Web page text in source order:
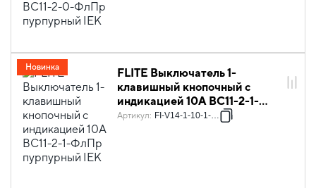
FLITE Выключатель 1-
клавишный кнопочный с
индикацией 10А ВС11-2-1-
ФлПр пурпурный IEK
Артикул: FI-V14-1-10-1-K99
Новинка